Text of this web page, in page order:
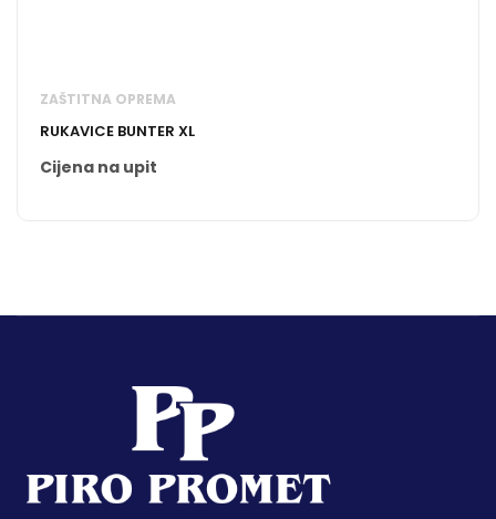
ZAŠTITNA OPREMA
RUKAVICE BUNTER XL
Cijena na upit